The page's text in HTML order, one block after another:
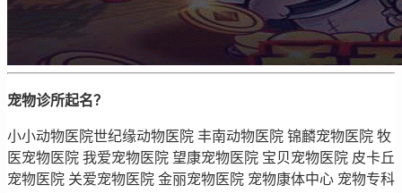
宠物诊所起名？
小小动物医院世纪缘动物医院 丰南动物医院 锦麟宠物医院 牧
医宠物医院 我爱宠物医院 望康宠物医院 宝贝宠物医院 皮卡丘
宠物医院 关爱宠物医院 金丽宠物医院 宠物康体中心 宠物专科